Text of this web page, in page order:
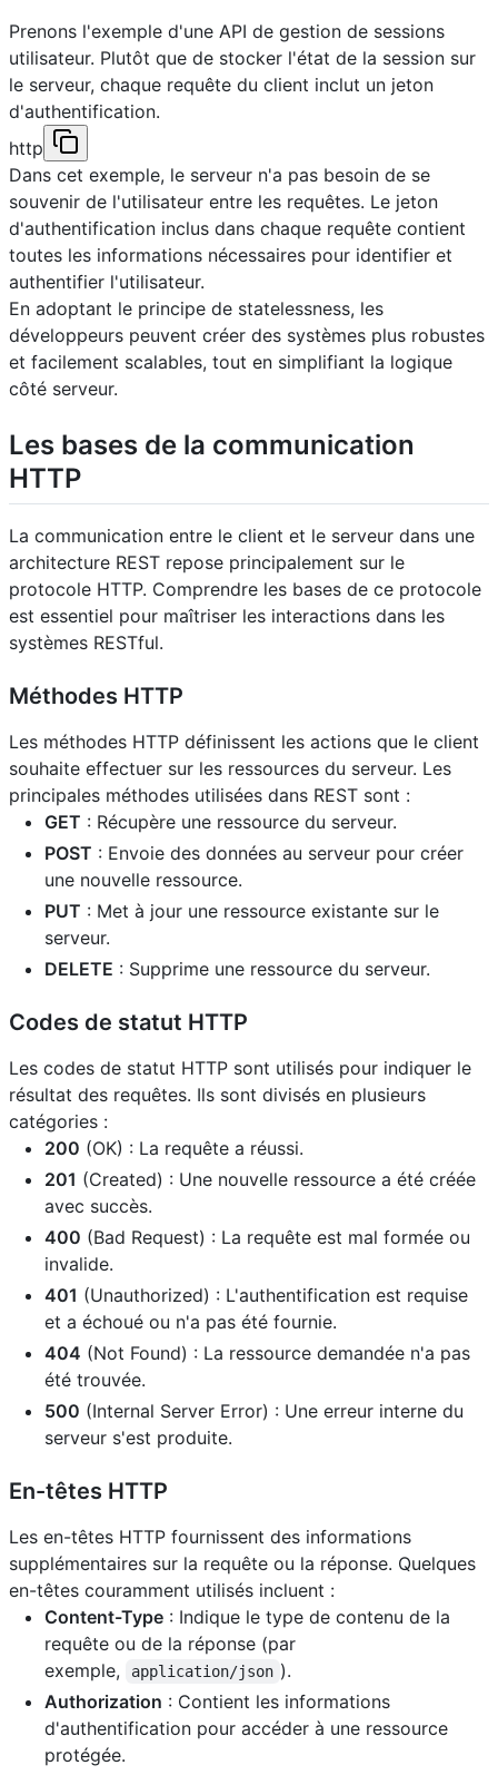
Prenons l'exemple d'une API de gestion de sessions
utilisateur. Plutôt que de stocker l'état de la session sur
le serveur, chaque requête du client inclut un jeton
d'authentification.
http
Dans cet exemple, le serveur n'a pas besoin de se
souvenir de l'utilisateur entre les requêtes. Le jeton
d'authentification inclus dans chaque requête contient
toutes les informations nécessaires pour identifier et
authentifier l'utilisateur.
En adoptant le principe de statelessness, les
développeurs peuvent créer des systèmes plus robustes
et facilement scalables, tout en simplifiant la logique
côté serveur.
Les bases de la communication
HTTP
La communication entre le client et le serveur dans une
architecture REST repose principalement sur le
protocole HTTP. Comprendre les bases de ce protocole
est essentiel pour maîtriser les interactions dans les
systèmes RESTful.
Méthodes HTTP
Les méthodes HTTP définissent les actions que le client
souhaite effectuer sur les ressources du serveur. Les
principales méthodes utilisées dans REST sont :
GET : Récupère une ressource du serveur.
POST : Envoie des données au serveur pour créer
une nouvelle ressource.
PUT : Met à jour une ressource existante sur le
serveur.
DELETE : Supprime une ressource du serveur.
Codes de statut HTTP
Les codes de statut HTTP sont utilisés pour indiquer le
résultat des requêtes. Ils sont divisés en plusieurs
catégories :
200 (OK) : La requête a réussi.
201 (Created) : Une nouvelle ressource a été créée
avec succès.
400 (Bad Request) : La requête est mal formée ou
invalide.
401 (Unauthorized) : L'authentification est requise
et a échoué ou n'a pas été fournie.
404 (Not Found) : La ressource demandée n'a pas
été trouvée.
500 (Internal Server Error) : Une erreur interne du
serveur s'est produite.
En-têtes HTTP
Les en-têtes HTTP fournissent des informations
supplémentaires sur la requête ou la réponse. Quelques
en-têtes couramment utilisés incluent :
Content-Type : Indique le type de contenu de la
requête ou de la réponse (par
exemple,
application/json ).
Authorization : Contient les informations
d'authentification pour accéder à une ressource
protégée.